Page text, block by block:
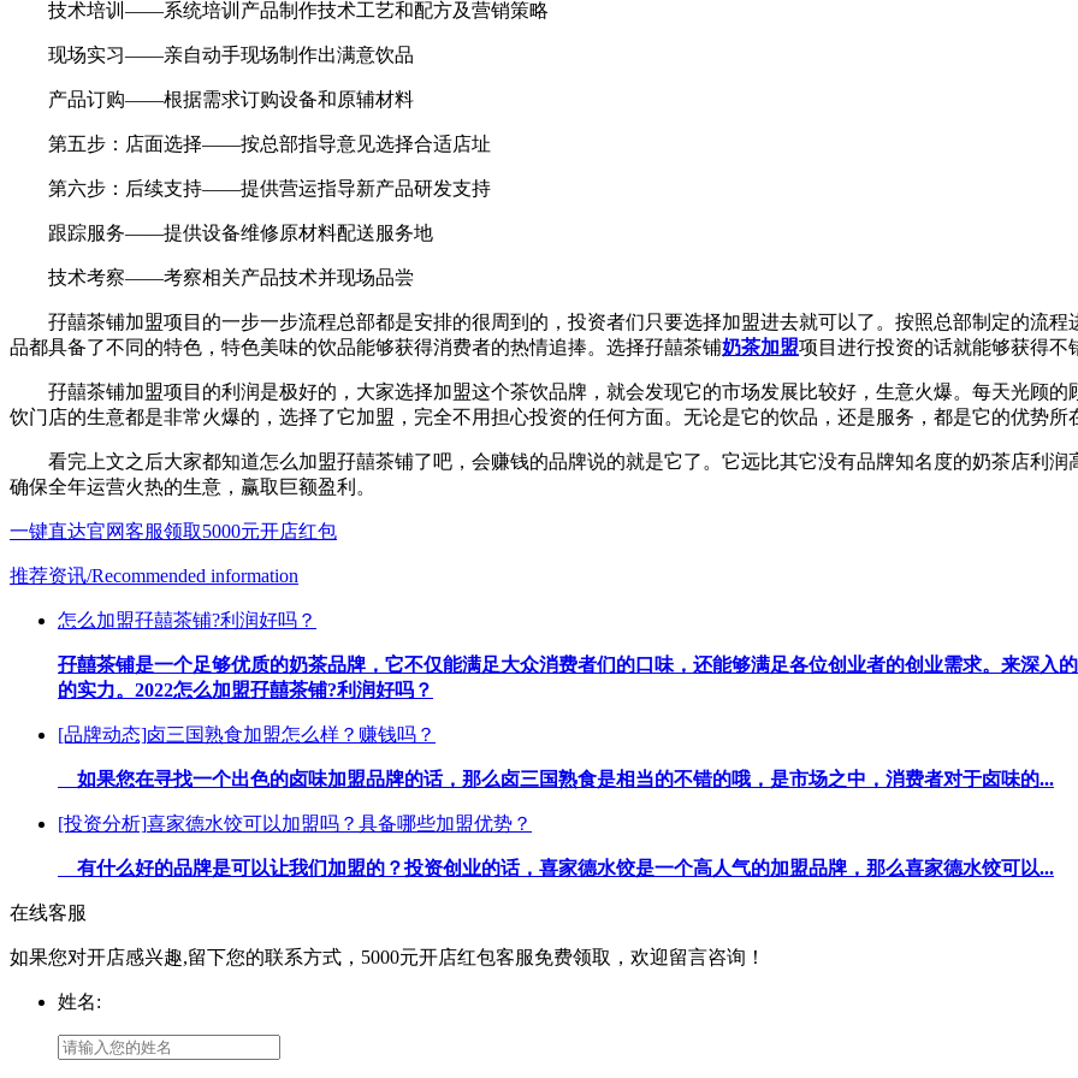
技术培训——系统培训产品制作技术工艺和配方及营销策略
现场实习——亲自动手现场制作出满意饮品
产品订购——根据需求订购设备和原辅材料
第五步：店面选择——按总部指导意见选择合适店址
第六步：后续支持——提供营运指导新产品研发支持
跟踪服务——提供设备维修原材料配送服务地
技术考察——考察相关产品技术并现场品尝
孖囍茶铺加盟项目的一步一步流程总部都是安排的很周到的，投资者们只要选择加盟进去就可以了。按照总部制定的流程
品都具备了不同的特色，特色美味的饮品能够获得消费者的热情追捧。选择孖囍茶铺奶茶加盟项目进行投资的话就能够获得不
孖囍茶铺加盟项目的利润是极好的，大家选择加盟这个茶饮品牌，就会发现它的市场发展比较好，生意火爆。每天光顾的
饮门店的生意都是非常火爆的，选择了它加盟，完全不用担心投资的任何方面。无论是它的饮品，还是服务，都是它的优势所
看完上文之后大家都知道怎么加盟孖囍茶铺了吧，会赚钱的品牌说的就是它了。它远比其它没有品牌知名度的奶茶店利润
确保全年运营火热的生意，赢取巨额盈利。
一键直达官网客服领取5000元开店红包
推荐资讯/Recommended information
怎么加盟孖囍茶铺?利润好吗？
孖囍茶铺是一个足够优质的奶茶品牌，它不仅能满足大众消费者们的口味，还能够满足各位创业者的创业需求。来深入
的实力。2022怎么加盟孖囍茶铺?利润好吗？
[品牌动态]卤三国熟食加盟怎么样？赚钱吗？
如果您在寻找一个出色的卤味加盟品牌的话，那么卤三国熟食是相当的不错的哦，是市场之中，消费者对于卤味的...
[投资分析]喜家德水饺可以加盟吗？具备哪些加盟优势？
有什么好的品牌是可以让我们加盟的？投资创业的话，喜家德水饺是一个高人气的加盟品牌，那么喜家德水饺可以...
在线客服
如果您对开店感兴趣,留下您的联系方式，5000元开店红包客服免费领取，欢迎留言咨询！
姓名: